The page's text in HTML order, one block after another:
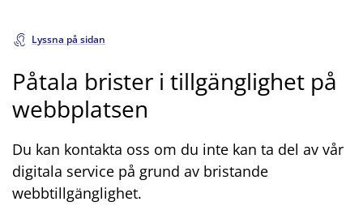
Lyssna på sidan
Påtala brister i tillgänglighet på
webbplatsen
Du kan kontakta oss om du inte kan ta del av vår
digitala service på grund av bristande
webbtillgänglighet.